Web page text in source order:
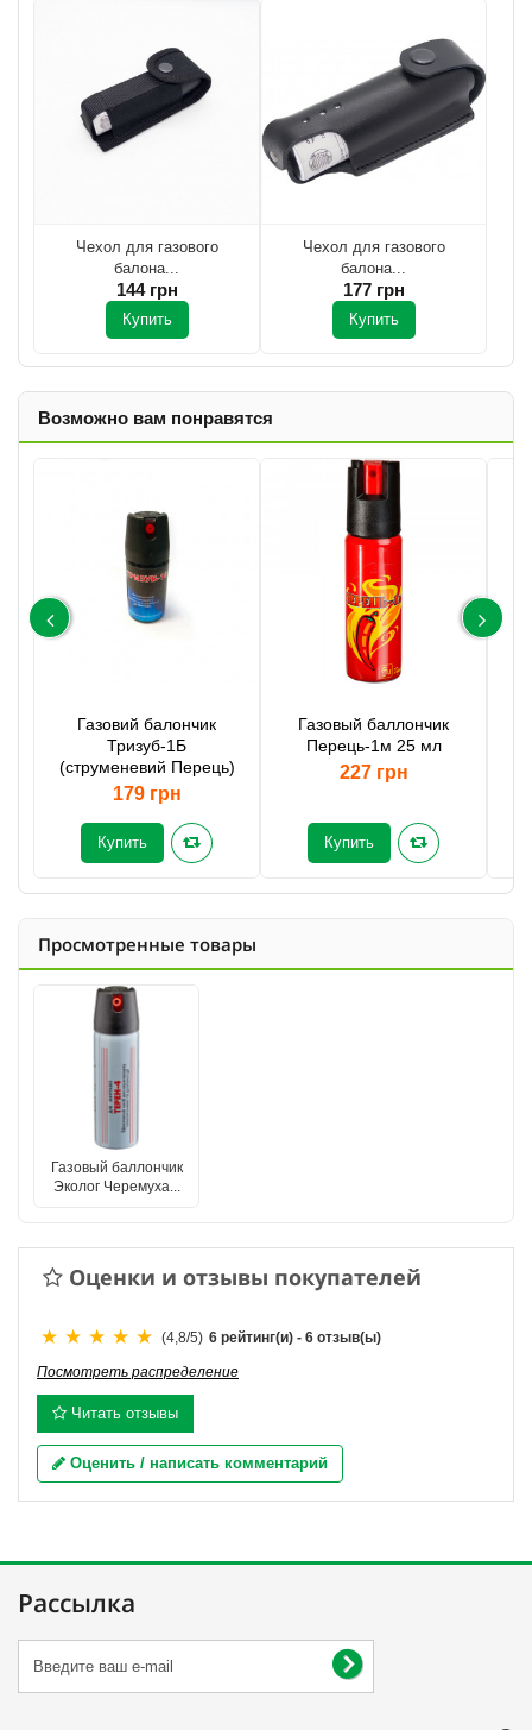
Чехол для газового
балона...
144 грн
Купить
Чехол для газового
балона...
177 грн
Купить
Возможно вам понравятся
Газовий балончик
Тризуб-1Б
(струменевий Перець)
179 грн
Купить
Газовый баллончик
Перець-1м 25 мл
227 грн
Купить
Просмотренные товары
Газовый баллончик
Эколог Черемуха...
Оценки и отзывы покупателей
(4,8/5) 6 рейтинг(и) - 6 отзыв(ы)
Посмотреть распределение
Читать отзывы
Оценить / написать комментарий
Рассылка